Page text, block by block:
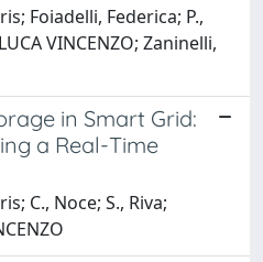
Foiadelli, Federica; P.,
VINCENZO; Zaninelli,
in Smart Grid:
a Real-Time
C., Noce; S., Riva;